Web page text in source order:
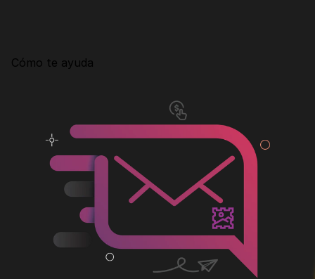
Google Ads
Facebook Ads
Desarrollo Web
Email marketing
Cómo te ayuda